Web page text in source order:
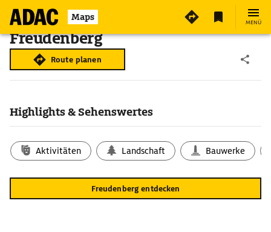
Maps MENÜ
Freudenberg
Route planen
Highlights & Sehenswertes
Aktivitäten Landschaft Bauwerke
Freudenberg entdecken